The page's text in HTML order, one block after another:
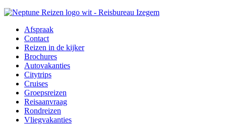
Afspraak
Contact
Reizen in de kijker
Brochures
Autovakanties
Citytrips
Cruises
Groepsreizen
Reisaanvraag
Rondreizen
Vliegvakanties